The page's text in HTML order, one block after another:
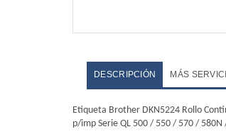
DESCRIPCIÓN MÁS
Etiqueta Brother DKN5224 Rollo
p/imp Serie QL 500 / 550 / 570 /